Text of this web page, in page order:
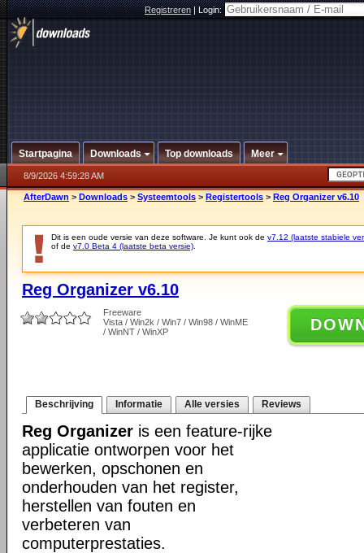
Registreren|Login:
Startpagina Downloads Top downloads Meer
8/9/2026 4:59:28 AM
AfterDawn > Downloads > Systeemtools > Registertools > Reg Organizer v6.10
Dit is een oude versie van deze software. Je kunt ook de v7.12 (laatste stabiele
of de v7.0 Beta 4 (laatste beta versie)
Reg Organizer v6.10
Freeware
Vista / Win2k / Win7 / Win98 / WinME
/ WinNT / WinXP
Beschrijving Informatie Alle versies Reviews
Reg Organizer is een feature-rijke
applicatie ontworpen voor het
bewerken, opschonen en
onderhouden van het register,
herstellen van fouten en
verbeteren van
computerprestaties.